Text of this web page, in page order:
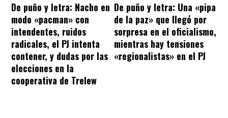
De puño y letra: Nacho en
modo «pacman» con
intendentes, ruidos
radicales, el PJ intenta
contener, y dudas por las
elecciones en la
cooperativa de Trelew
De puño y letra: Una «pipa
de la paz» que llegó por
sorpresa en el oficialismo,
mientras hay tensiones
«regionalistas» en el PJ